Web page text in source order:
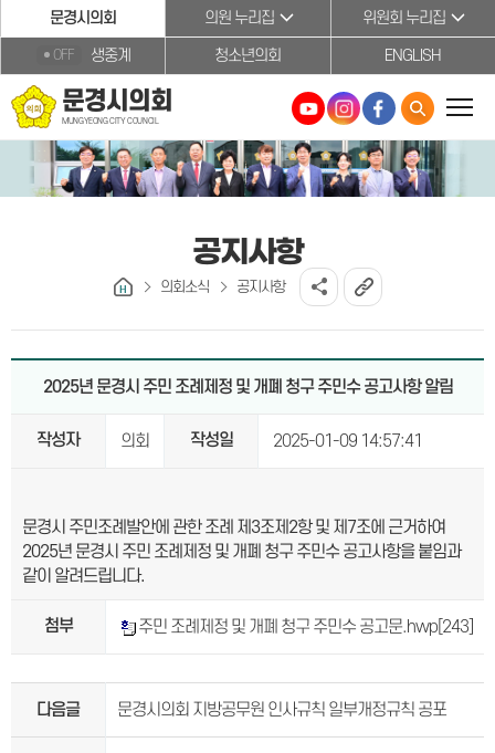
본문바로가기문경시의회 의원 누리집 위원회 누리집
OFF 생중계 청소년의회 ENGLISH
문경시의회
MUNGYEONG CITY COUNCIL
공지사항
의회소식 공지사항
2025년 문경시 주민 조례제정 및 개폐 청구 주민수 공고사항 알림
작성자 의회 작성일 2025-01-09 14:57:41
문경시 주민조례발안에 관한 조례 제3조제2항 및 제7조에 근거하여
2025년 문경시 주민 조례제정 및 개폐 청구 주민수 공고사항을 붙임과
같이 알려드립니다.
첨부 주민 조례제정 및 개폐 청구 주민수 공고문.hwp [243]
다음글 문경시의회 지방공무원 인사규칙 일부개정규칙 공포